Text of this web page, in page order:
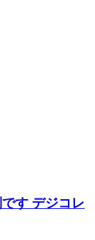
す デジコレ